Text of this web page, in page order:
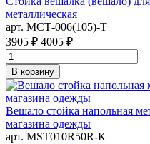
металлическая
арт. MСТ-006(105)-Т
3905 ₽ 4005 ₽
В корзину
Вешало стойка напольная
магазина одежды
арт. MST010R50R-К